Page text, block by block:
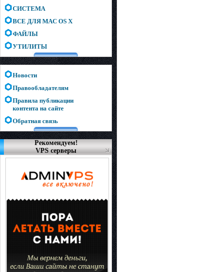
СИСТЕМА
ВСЕ ДЛЯ MAC OS X
ФАЙЛЫ
УТИЛИТЫ
Новости
Правообладателям
Правила публикации
контента на сайте
Обратная связь
Рекомендуем!
VPS серверы